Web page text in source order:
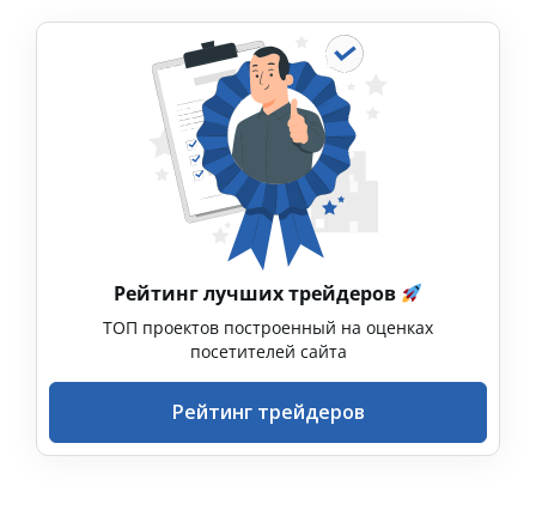
Рейтинг лучших трейдеров
ТОП проектов построенный на оценках
посетителей сайта
Рейтинг трейдеров